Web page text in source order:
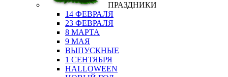
ПРАЗДНИКИ
14 ФЕВРАЛЯ
23 ФЕВРАЛЯ
8 МАРТА
9 МАЯ
ВЫПУСКНЫЕ
1 СЕНТЯБРЯ
HALLOWEEN